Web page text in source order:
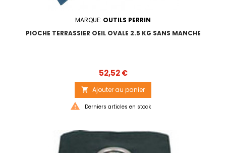
MARQUE: OUTILS PERRIN
PIOCHE TERRASSIER OEIL OVALE 2.5 KG SANS MANCHE
Prix
52,52 €
 Ajouter au panier
 Derniers articles en stock